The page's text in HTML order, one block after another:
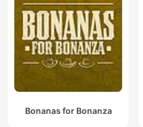
Bonanas for Bonanza